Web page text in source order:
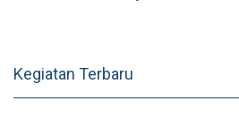
Kegiatan Terbaru